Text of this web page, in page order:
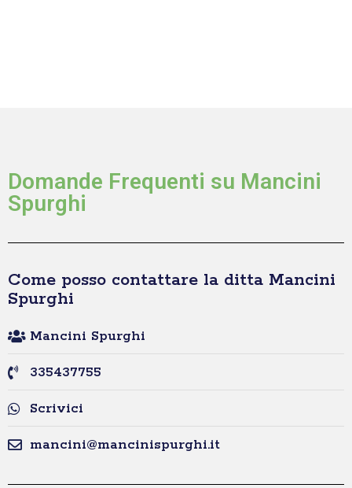
Domande Frequenti su Mancini
Spurghi
Come posso contattare la ditta Mancini
Spurghi
Mancini Spurghi
335437755
Scrivici
mancini@mancinispurghi.it